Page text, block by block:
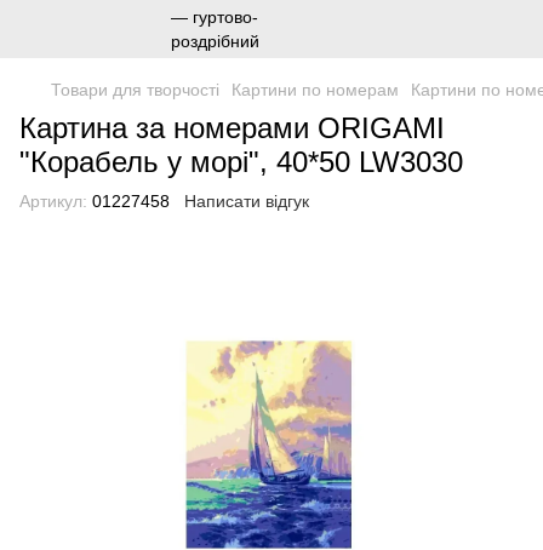
Товари для творчості Картини по номерам Картини по
Картина за номерами ORIGAMI
"Корабель у морі", 40*50 LW3030
Артикул: 01227458 Написати відгук